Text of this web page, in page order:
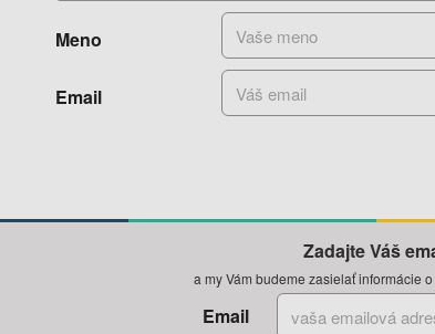
Meno
Email
Zadajte Váš
a my Vám budeme zasielať informácie
Email